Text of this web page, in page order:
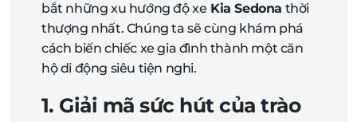
bắt những xu hướng độ xe Kia Sedona thời
thượng nhất. Chúng ta sẽ cùng khám phá
cách biến chiếc xe gia đình thành một căn
hộ di động siêu tiện nghi.
1. Giải mã sức hút của trào